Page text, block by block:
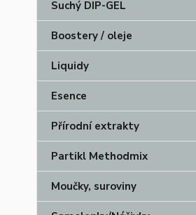
Suchý DIP-GEL
Boostery / oleje
Liquidy
Esence
Přírodní extrakty
Partikl Methodmix
Moučky, suroviny